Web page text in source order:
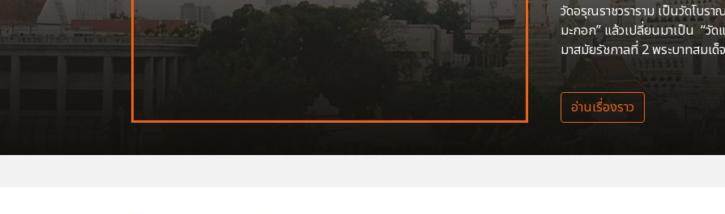
วัดอรุณราชวราราม เป็นวัดโบร
มะกอก” แล้วเปลี่ยนมาเป็น “วั
มาสมัยรัชกาลที่ 2 พระบาทสมเ
อ่านเรื่องราว